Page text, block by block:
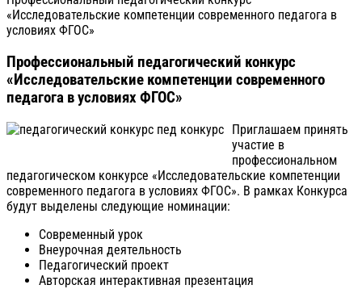
«Исследовательские компетенции современного педагога в
условиях ФГОС»
Профессиональный педагогический конкурс
«Исследовательские компетенции современного
педагога в условиях ФГОС»
Приглашаем принять
участие в
профессиональном
педагогическом конкурсе «Исследовательские компетенции
современного педагога в условиях ФГОС». В рамках Конкурса
будут выделены следующие номинации:
Современный урок
Внеурочная деятельность
Педагогический проект
Авторская интерактивная презентация